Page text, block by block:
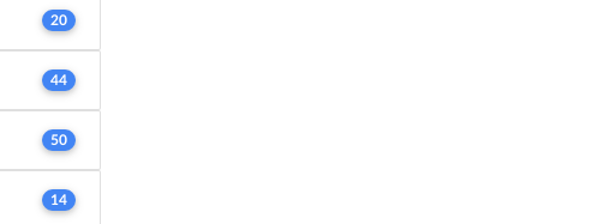
20
44
50
14